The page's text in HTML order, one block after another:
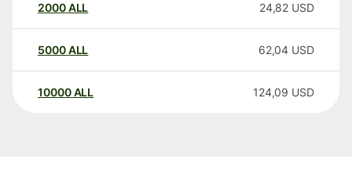
2000ALL 24,82 USD
5000ALL 62,04 USD
10000 ALL 124,09 USD